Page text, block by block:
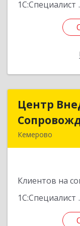
1С:Специалист
Центр
Кемерово
Клиентов на
1С:Специалист